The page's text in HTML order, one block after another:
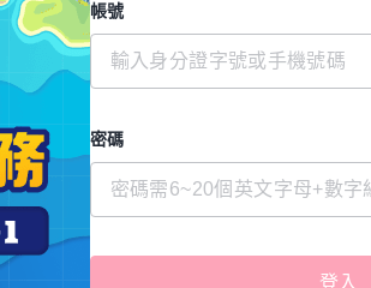
帳號
密碼